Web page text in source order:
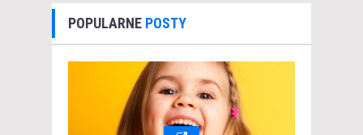
POPULARNE POSTY